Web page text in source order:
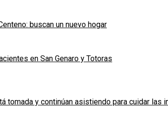
buscan un nuevo hogar
en San Genaro y Totoras
tomada y continúan asistiendo para cuidar las